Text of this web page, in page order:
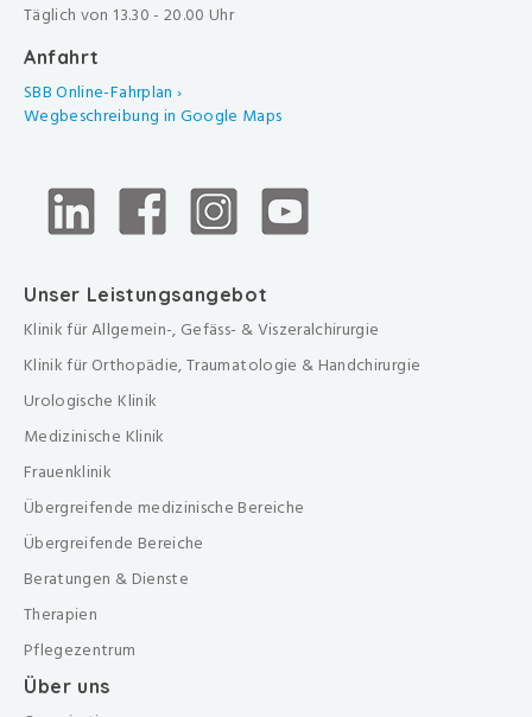
Täglich von 13.30 - 20.00 Uhr
Anfahrt
SBB Online-Fahrplan ›
Wegbeschreibung in Google Maps
Unser Leistungsangebot
Klinik für Allgemein-, Gefäss- & Viszeralchirurgie
Klinik für Orthopädie, Traumatologie & Handchirurgie
Urologische Klinik
Medizinische Klinik
Frauenklinik
Übergreifende medizinische Bereiche
Übergreifende Bereiche
Beratungen & Dienste
Therapien
Pflegezentrum
Über uns